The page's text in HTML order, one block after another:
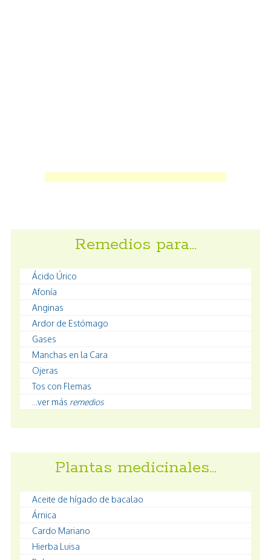
Remedios para…
Ácido Úrico
Afonía
Anginas
Ardor de Estómago
Gases
Manchas en la Cara
Ojeras
Tos con Flemas
...ver más remedios
Plantas medicinales…
Aceite de hígado de bacalao
Árnica
Cardo Mariano
Hierba Luisa